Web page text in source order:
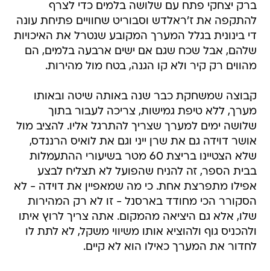
ברק יצחקי פתח עם שלושה בלמים כדי לצרף
להתקפה את ז'ראלדש וסבוריט שחוויים פתיחת עונה
די בינונית בגלל המערך המקובע שנטרל את האיכויות
שלהם, אבל שכח שגם אם ישים ארבעה בלמים, הם
מהווים רק קיר ולא קו הגנה, בטח מול מהירות.
קבוצה שמשחקת כבר שנה באותה שיטה ובאותו
מערך, ללא טיפת גמישות, צריכה לעבור בתוך
שלושה ימים למערך שצריך להתרגל אליו. להציב מול
אושר דוידה גם את שרן ייני וגם את לואיס הרננדס,
שלא הצטיינו בריצת 60 מטר בשיעורי ההתעמלות
בבית הספר, זה להניח שהפועל לא תצליח לבצע
אפילו מתפרצת אחת. כי מה שמאפיין את דוידה - לא
הסקורר הכי מחודד בארסנל - זו לא רק המהירות
שלו, אלא גם היציאה מהמקום. אתה צריך לרוץ איתו
ולהכניס גוף ולהוציא אותו משיווי משקל, לא לתת לו
לחדור את המערך כאילו הוא לא קיים.